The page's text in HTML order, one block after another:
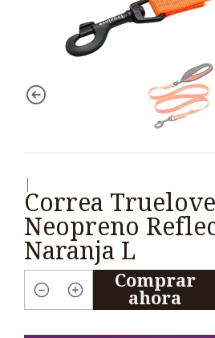
Correa
Neopreno
Naranja L
Cantidad
Comprar
ahora